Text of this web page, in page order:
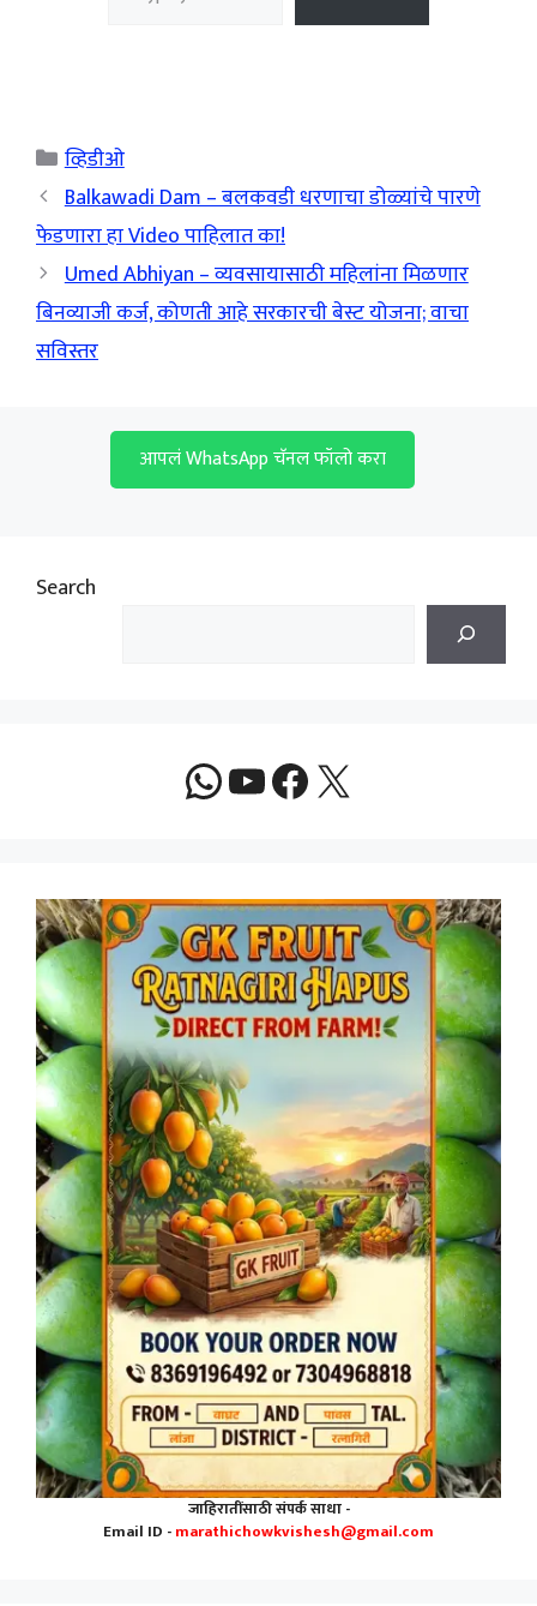
Categories
व्हिडीओ
Balkawadi Dam – बलकवडी धरणाचा डोळ्यांचे पारणे
फेडणारा हा Video पाहिलात का!
Umed Abhiyan – व्यवसायासाठी महिलांना मिळणार
बिनव्याजी कर्ज, कोणती आहे सरकारची बेस्ट योजना; वाचा
सविस्तर
आपलं WhatsApp चॅनल फॉलो करा
Search
WhatsApp
YouTube
Facebook
X
जाहिरातींसाठी संपर्क साधा -
Email ID -marathichowkvishesh@gmail.com